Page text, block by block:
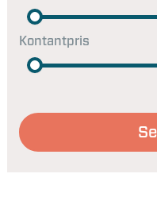
Kontantpris
Se